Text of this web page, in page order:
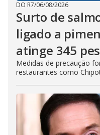
DO R7/06/08/2026
Surto de
ligado a
atinge 345
Medidas de precaução
restaurantes como